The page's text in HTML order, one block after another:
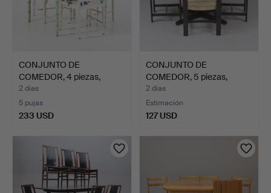
CONJUNTO DE
COMEDOR, 4 piezas,
Miranda of …
2 días
5 pujas
233 USD
CONJUNTO DE
COMEDOR, 5 piezas,
madera, Ulf…
2 días
Estimación
127 USD